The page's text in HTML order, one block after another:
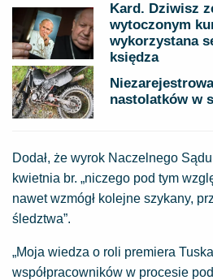
Kard. Dziwisz
wytoczonym
wykorzystana
księdza
nastolatków w
Dodał, że wyrok Naczelnego
kwietnia br. „niczego pod tym
nawet wzmógł kolejne szykany,
śledztwa”.
„Moja wiedza o roli premiera
współpracowników w procesie